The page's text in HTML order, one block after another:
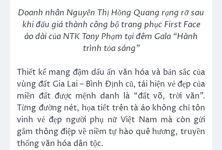
Doanh nhân Nguyễn Thị Hồng Quang rạng rỡ sau
khi đấu giá thành công bộ trang phục First Face
áo dài của NTK Tony Phạm tại đêm Gala “Hành
trình tỏa sáng”
Thiết kế mang đậm dấu ấn văn hóa và bản sắc của
vùng đất Gia Lai – Bình Định cũ, tái hiện vẻ đẹp của
miền đất được mệnh danh là “đất võ, trời văn”.
Từng đường nét, họa tiết trên tà áo không chỉ tôn
vinh vẻ đẹp người phụ nữ Việt Nam mà còn gửi
gắm thông điệp về niềm tự hào quê hương, truyền
thống văn hóa dân tộc.